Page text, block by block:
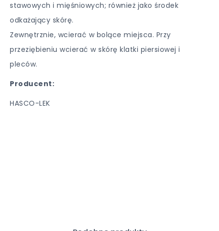
stawowych i mięśniowych; również jako środek
odkażający skórę.
Zewnętrznie, wcierać w bolące miejsca. Przy
przeziębieniu wcierać w skórę klatki piersiowej i
pleców.
Producent:
HASCO-LEK